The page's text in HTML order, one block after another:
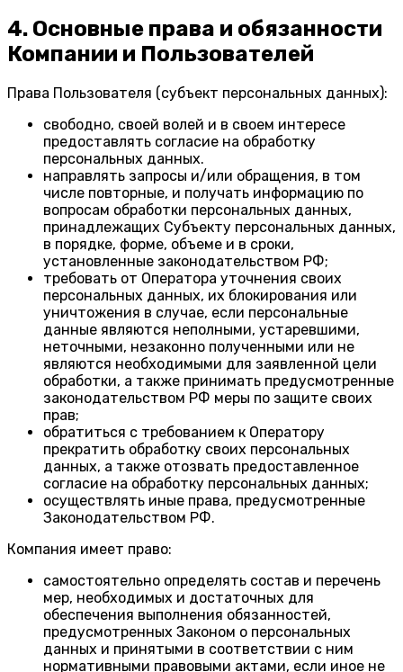
4. Основные права и обязанности
Компании и Пользователей
Права Пользователя (субъект персональных данных):
свободно, своей волей и в своем интересе
предоставлять согласие на обработку
персональных данных.
направлять запросы и/или обращения, в том
числе повторные, и получать информацию по
вопросам обработки персональных данных,
принадлежащих Субъекту персональных данных,
в порядке, форме, объеме и в сроки,
установленные законодательством РФ;
требовать от Оператора уточнения своих
персональных данных, их блокирования или
уничтожения в случае, если персональные
данные являются неполными, устаревшими,
неточными, незаконно полученными или не
являются необходимыми для заявленной цели
обработки, а также принимать предусмотренные
законодательством РФ меры по защите своих
прав;
обратиться с требованием к Оператору
прекратить обработку своих персональных
данных, а также отозвать предоставленное
согласие на обработку персональных данных;
осуществлять иные права, предусмотренные
Законодательством РФ.
Компания имеет право:
самостоятельно определять состав и перечень
мер, необходимых и достаточных для
обеспечения выполнения обязанностей,
предусмотренных Законом о персональных
данных и принятыми в соответствии с ним
нормативными правовыми актами, если иное не